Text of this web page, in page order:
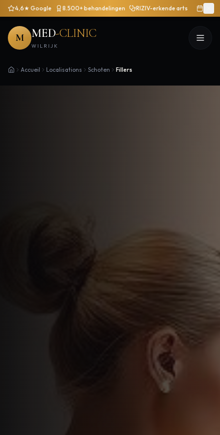
4,6★ Google 8.500+ behandelingen RIZIV-erkende arts
M MED-CLINIC
WILRIJK
Accueil Localisations Schoten Fillers